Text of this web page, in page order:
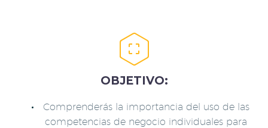


OBJETIVO:
Comprenderás la importancia del uso de las
competencias de negocio individuales para